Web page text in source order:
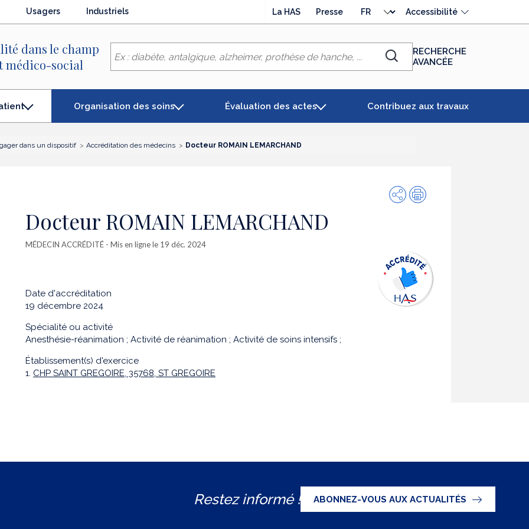
Usagers Industriels La HAS Presse
langue
Accessibilité
dans le champ
médico-social
Chercher
RECHERCHE
AVANCÉE
Organisation des soins Évaluation des actes Contribuez aux travaux
dans un dispositif Accréditation des médecins Docteur ROMAIN LEMARCHAND
PartagerImpression
Docteur ROMAIN LEMARCHAND
MÉDECIN ACCRÉDITÉ - Mis en ligne le 19 déc. 2024
Date d'accréditation
19 décembre 2024
Spécialité ou activité
Anesthésie-réanimation ; Activité de réanimation ; Activité de soins intensifs ;
Établissement(s) d'exercice
1. CHP SAINT GREGOIRE, 35768, ST GREGOIRE
Restez informé ! ABONNEZ-VOUS AUX ACTUALITÉS